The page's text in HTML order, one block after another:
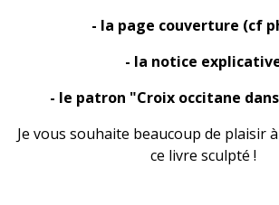
- la page couverture (cf
- la notice
- le patron "Croix occitane
Je vous souhaite beaucoup de plaisir
ce livre sculpté !